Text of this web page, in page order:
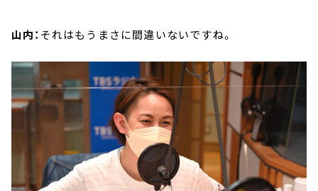
山内： それはもうまさに間違いないですね。